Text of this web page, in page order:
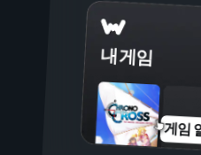
내 게임
게임